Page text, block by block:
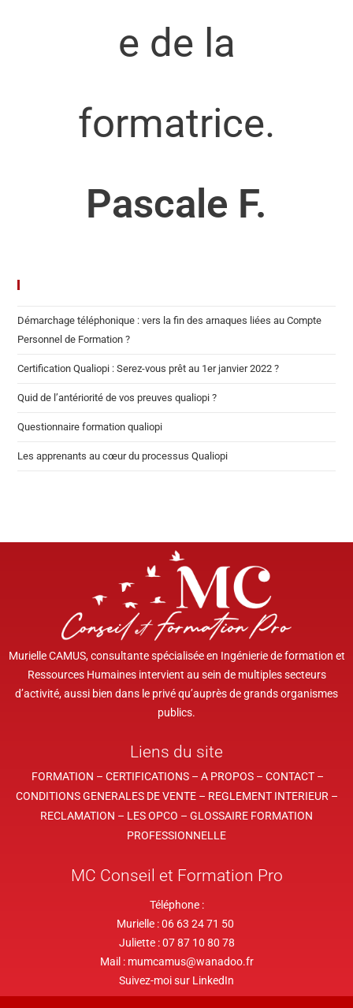
e de la
formatrice.
Pascale F.
Démarchage téléphonique : vers la fin des arnaques liées au Compte
Personnel de Formation ?
Certification Qualiopi : Serez-vous prêt au 1er janvier 2022 ?
Quid de l’antériorité de vos preuves qualiopi ?
Questionnaire formation qualiopi
Les apprenants au cœur du processus Qualiopi
Murielle CAMUS, consultante spécialisée en Ingénierie de formation et
Ressources Humaines intervient au sein de multiplessecteurs
d’activité, aussi bien dans le privéqu’auprès de grands organismes
publics.
Liens du site
FORMATION – CERTIFICATIONS – A PROPOS – CONTACT –
CONDITIONS GENERALES DE VENTE – REGLEMENT INTERIEUR –
RECLAMATION – LES OPCO – GLOSSAIRE FORMATION
PROFESSIONNELLE
MC Conseil et Formation Pro
Téléphone :
Murielle : 06 63 24 71 50
Juliette : 07 87 10 80 78
Mail : mumcamus@wanadoo.fr
Suivez-moi sur LinkedIn